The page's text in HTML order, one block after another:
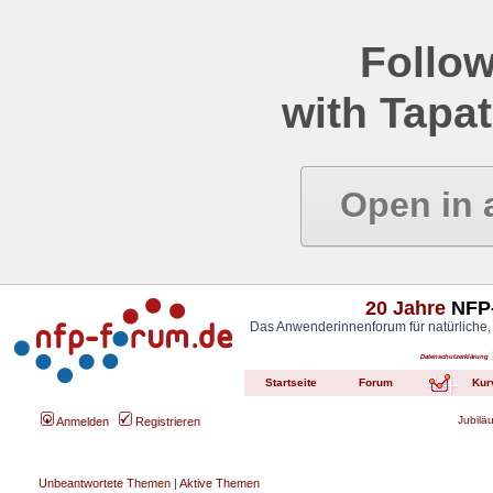
with
Open in
20 Jahre
Das Anwenderinnenforum für
Datenschutzerklärung
Startseite Forum
Anmelden Registrieren
Unbeantwortete Themen | Aktive Themen